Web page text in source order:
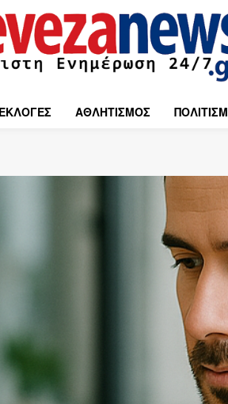
ΕΚΛΟΓΕΣ ΑΘΛΗΤΙΣΜΟΣ